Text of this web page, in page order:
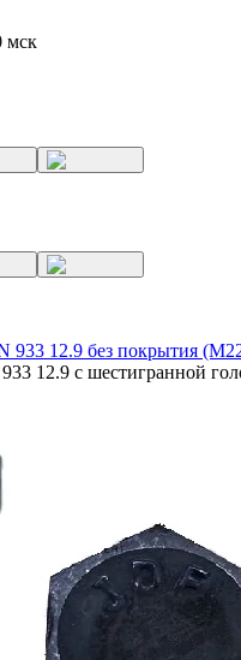
мск
933 12.9 без покрытия
12.9 с шестигранной